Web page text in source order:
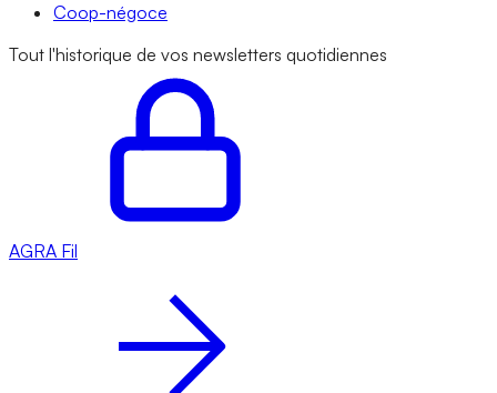
Coop-négoce
Tout l'historique de vos newsletters quotidiennes
AGRA Fil